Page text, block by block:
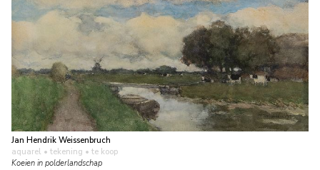
Jan Hendrik Weissenbruch
aquarel • tekening • te koop
Koeien in polderlandschap